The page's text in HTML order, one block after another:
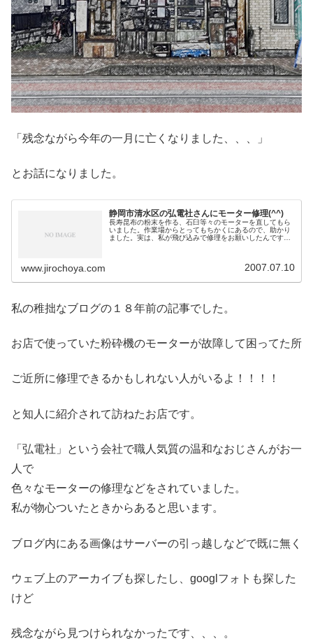
「残念ながら今年の一月に亡くなりました、、、」
とお話になりました。
静岡市清水区の弘電社さんにモーター修理(^^)
長寿昆布の粉末を作る、石臼等々のモーターを直してもら
いました。作業場からとってもちかくにあるので、助かり
ました。実は、私が飛び込みで修理をお願いしたんです。
www.jirochoya.com 2007.07.10
私の稚拙なブログの１８年前の記事でした。
お店で使っていた粉砕機のモーターが故障して困ってた所
ご近所に修理できるかもしれない人がいるよ！！！！
と知人に紹介されて訪ねたお店です。
「弘電社」という会社で職人気質の温和なおじさんがお一
人で
色々なモーターの修理などをされていました。
私が物心ついたときからあると思います。
ブログ内にある画像はサーバーの引っ越しなどで既に無く
ウェブ上のアーカイブも探したし、googlフォトも探した
けど
残念ながら見つけられなかったです、、、。